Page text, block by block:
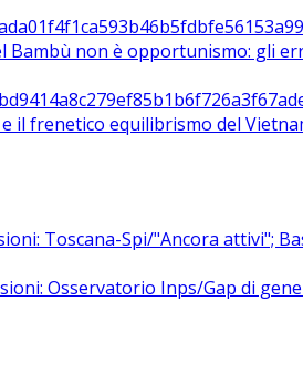
Bambù non è opportunismo: gli
e il frenetico equilibrismo del
Toscana-Spi/"Ancora attivi";
Osservatorio Inps/Gap di